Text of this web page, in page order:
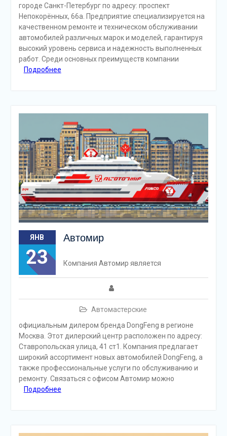
городе Санкт-Петербург по адресу: проспект
Непокорённых, 66а. Предприятие специализируется на
качественном ремонте и техническом обслуживании
автомобилей различных марок и моделей, гарантируя
высокий уровень сервиса и надежность выполненных
работ. Среди основных преимуществ компании
Подробнее
ЯНВ
23
Автомир
Автомастерские
Компания Автомир является
официальным дилером бренда DongFeng в регионе
Москва. Этот дилерский центр расположен по адресу:
Ставропольская улица, 41 ст1. Компания предлагает
широкий ассортимент новых автомобилей DongFeng, а
также профессиональные услуги по обслуживанию и
ремонту. Связаться с офисом Автомир можно
Подробнее